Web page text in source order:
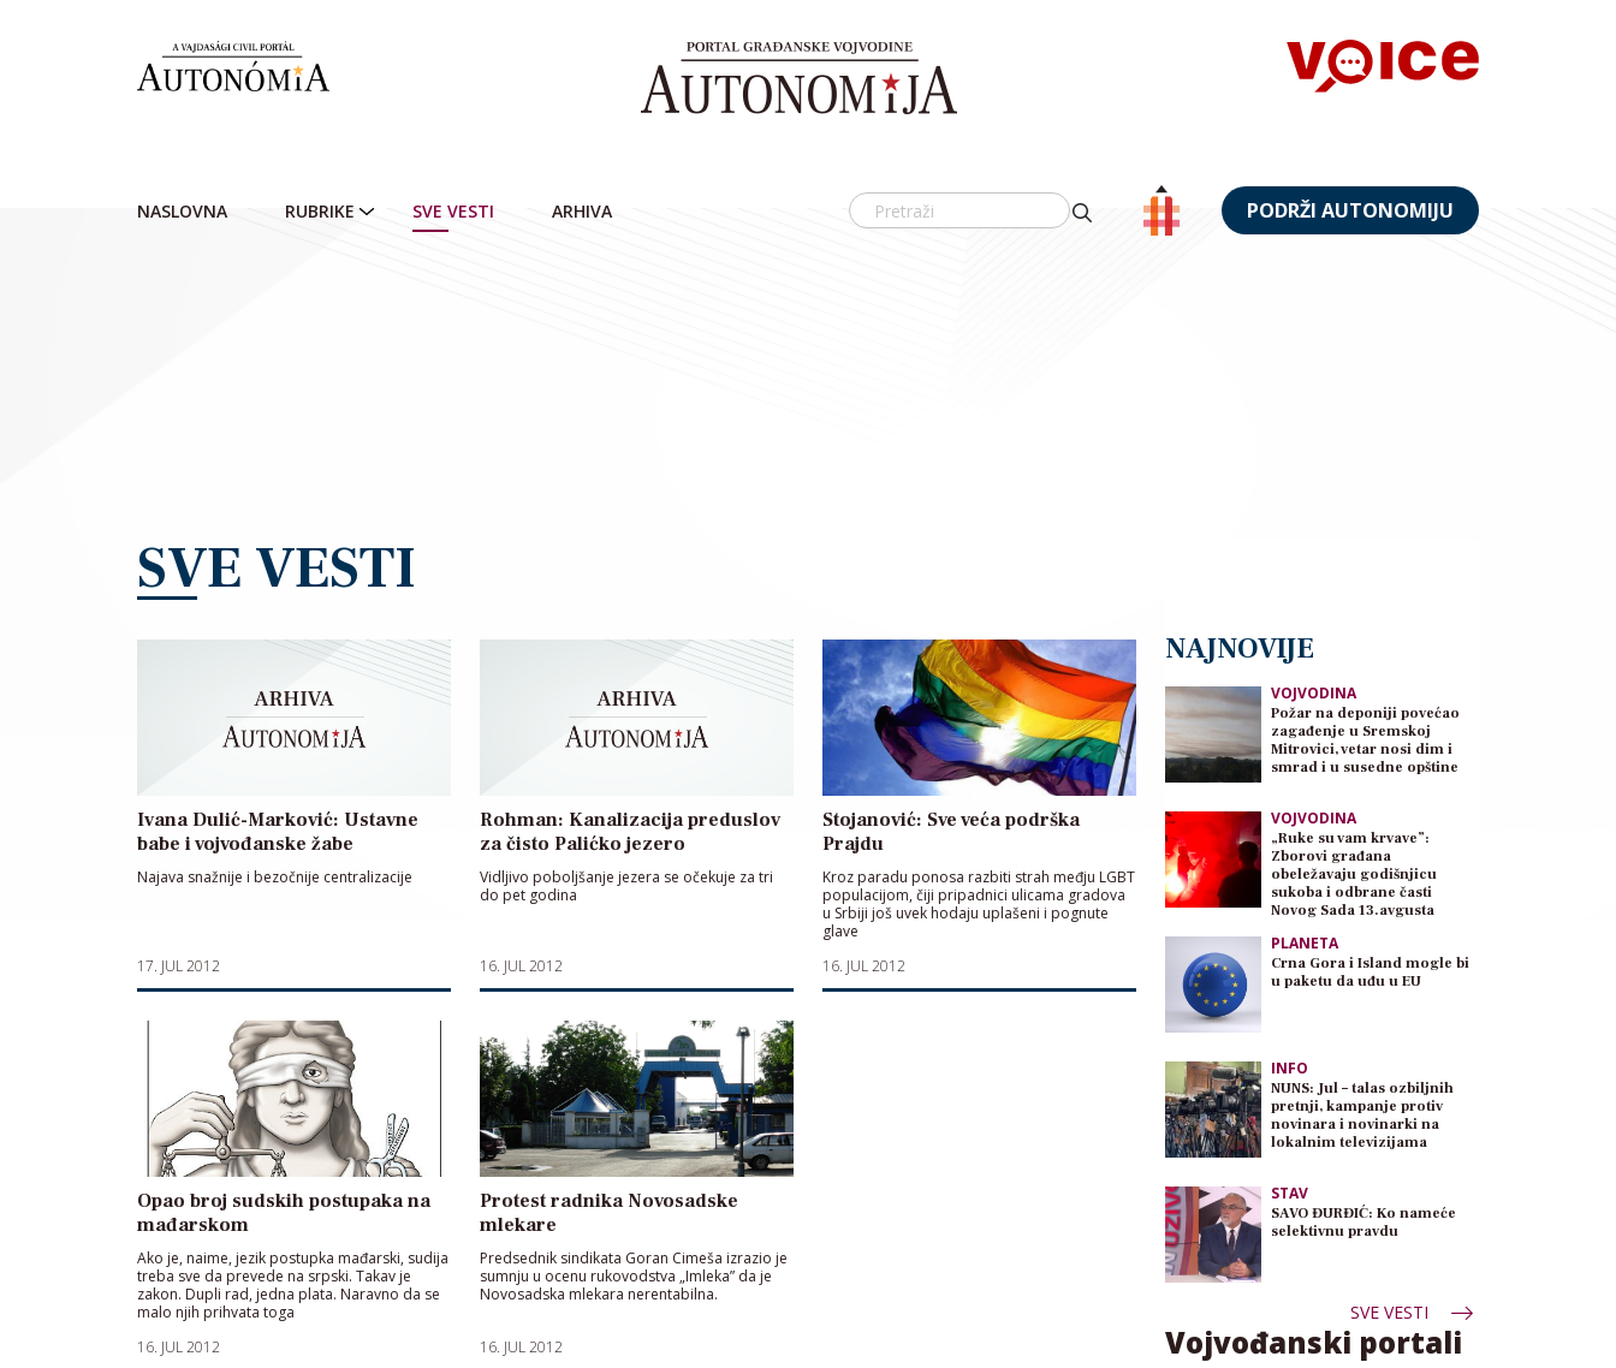
NASLOVNA RUBRIKE SVE VESTI ARHIVA PODRŽI AUTONOMIJU
SVE VESTI
Ivana Dulić-Marković: Ustavne
babe i vojvođanske žabe
Najava snažnije i bezočnije centralizacije
17. JUL 2012
Rohman: Kanalizacija preduslov
za čisto Palićko jezero
Vidljivo poboljšanje jezera se očekuje za tri
do pet godina
16. JUL 2012
Stojanović: Sve veća podrška
Prajdu
Kroz paradu ponosa razbiti strah međju LGBT
populacijom, čiji pripadnici ulicama gradova
u Srbiji još uvek hodaju uplašeni i pognute
glave
16. JUL 2012
Opao broj sudskih postupaka na
mađarskom
Ako je, naime, jezik postupka mađarski, sudija
treba sve da prevede na srpski. Takav je
zakon. Dupli rad, jedna plata. Naravno da se
malo njih prihvata toga
16. JUL 2012
Protest radnika Novosadske
mlekare
Predsednik sindikata Goran Cimeša izrazio je
sumnju u ocenu rukovodstva „Imleka” da je
Novosadska mlekara nerentabilna.
16. JUL 2012
NAJNOVIJE
VOJVODINA
Požar na deponiji povećao
zagađenje u Sremskoj
Mitrovici, vetar nosi dim i
smrad i u susedne opštine
VOJVODINA
„Ruke su vam krvave”:
Zborovi građana
obeležavaju godišnjicu
sukoba i odbrane časti
Novog Sada 13.avgusta
PLANETA
Crna Gora i Island mogle bi
u paketu da uđu u EU
INFO
NUNS: Jul – talas ozbiljnih
pretnji, kampanje protiv
novinara i novinarki na
lokalnim televizijama
STAV
SAVO ĐURĐIĆ: Ko nameće
selektivnu pravdu
SVE VESTI
Vojvođanski portali